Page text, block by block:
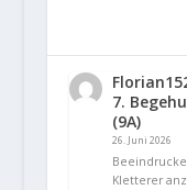
7.
(9A)
26. Juni 2026
Kletterer